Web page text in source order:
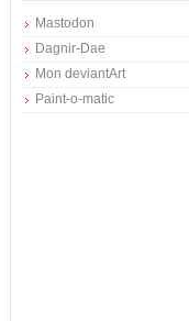
Mastodon
Dagnir-Dae
Mon deviantArt
Paint-o-matic